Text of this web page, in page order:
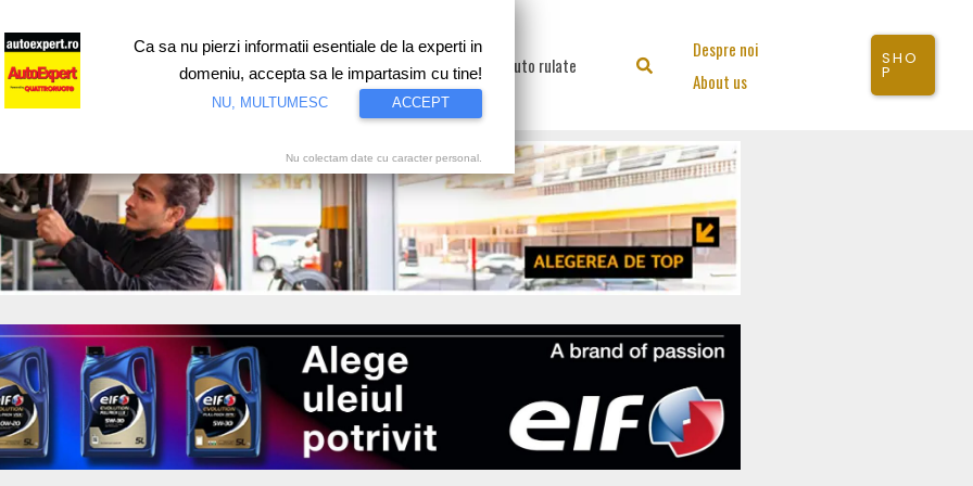
Test drive Motorsport Proiecte speciale Video Auto rulate Search
Despre noi
About us
SHO
P
Ca sa nu pierzi informatii esentiale de la experti in
domeniu, accepta sa le impartasim cu tine!
NU, MULTUMESC ACCEPT
Nu colectam date cu caracter personal.